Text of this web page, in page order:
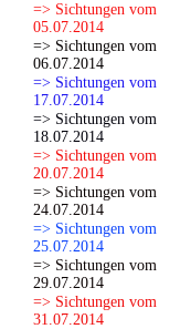
=> Sichtungen vom
05.07.2014
=> Sichtungen vom
06.07.2014
=> Sichtungen vom
17.07.2014
=> Sichtungen vom
18.07.2014
=> Sichtungen vom
20.07.2014
=> Sichtungen vom
24.07.2014
=> Sichtungen vom
25.07.2014
=> Sichtungen vom
29.07.2014
=> Sichtungen vom
31.07.2014